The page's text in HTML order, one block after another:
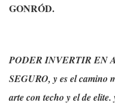
GONRÓD.
PODER INVERTIR EN
SEGURO, y es el camino
arte con techo y el de